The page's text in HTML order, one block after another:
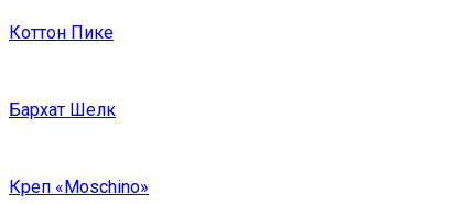
Коттон Пике
Бархат Шелк
Креп «Moschino»